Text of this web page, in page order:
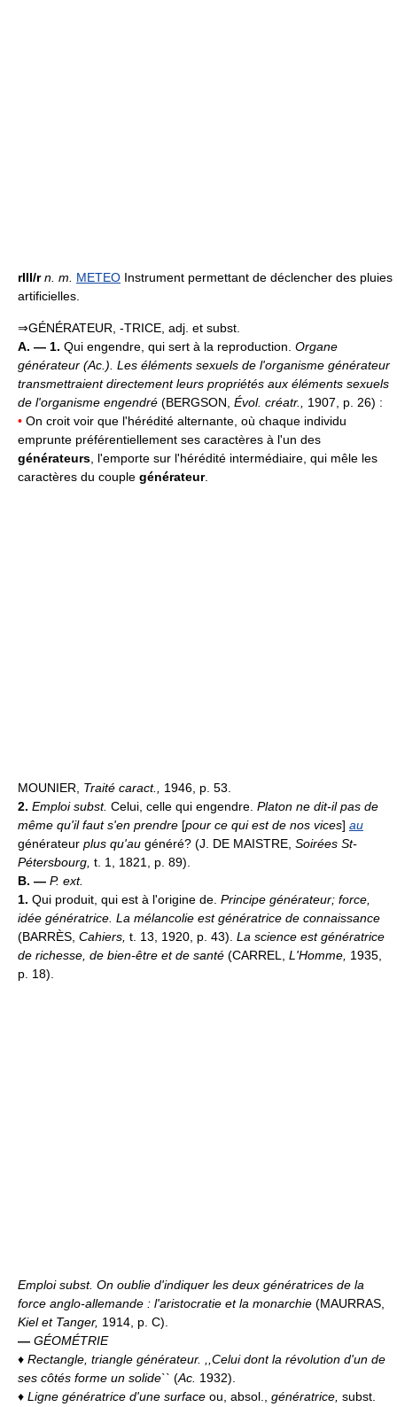
rIII/r n. m. METEO Instrument permettant de déclencher des pluies
artificielles.
⇒GÉNÉRATEUR, -TRICE, adj. et subst.
A. — 1. Qui engendre, qui sert à la reproduction. Organe
générateur (Ac. ). Les éléments sexuels de l'organisme générateur
transmettraient directement leurs propriétés aux éléments sexuels
de l'organisme engendré (BERGSON, Évol. créatr., 1907, p. 26) :
• On croit voir que l'hérédité alternante, où chaque individu
emprunte préférentiellement ses caractères à l'un des
générateurs , l'emporte sur l'hérédité intermédiaire, qui mêle les
caractères du couple générateur.
MOUNIER, Traité caract., 1946, p. 53.
2. Emploi subst. Celui, celle qui engendre. Platon ne dit-il pas de
même qu'il faut s'en prendre [pour ce qui est de nos vices] au
générateur plus qu'au généré? (J. DE MAISTRE, Soirées St-
Pétersbourg, t. 1, 1821, p. 89).
B. — P. ext.
1. Qui produit, qui est à l'origine de. Principe générateur; force,
idée génératrice. La mélancolie est génératrice de connaissance
(BARRÈS, Cahiers, t. 13, 1920, p. 43). La science est génératrice
de richesse, de bien-être et de santé (CARREL, L'Homme, 1935,
p. 18).
Emploi subst. On oublie d'indiquer les deux génératrices de la
force anglo-allemande : l'aristocratie et la monarchie (MAURRAS,
Kiel et Tanger, 1914, p. C).
— GÉOMÉTRIE
♦ Rectangle, triangle générateur.
,,Celui dont la révolution d'un de
ses côtés forme un solide`` (Ac. 1932).
♦ Ligne génératrice d'une surface ou, absol., génératrice, subst.